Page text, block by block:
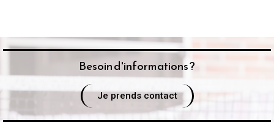
Besoin d'informations ?
Je prends contact